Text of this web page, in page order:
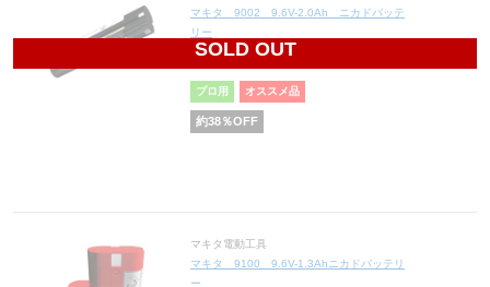
SOLD OUT
マキタ 9002 9.6V-2.0Ah ニカドバッテ
リー
7,998
プロ用 オススメ品
約38％OFF
マキタ電動工具
マキタ 9100 9.6V-1.3Ahニカドバッテリ
ー